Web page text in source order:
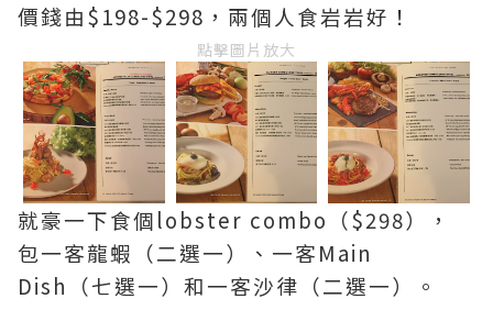
價錢由$198-$298，兩個人食岩岩好！
點擊圖片放大
就豪一下食個lobster combo（$298），
包一客龍蝦（二選一）、一客Main
Dish（七選一）和一客沙律（二選一）。